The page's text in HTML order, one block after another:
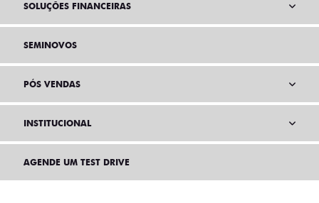
SOLUÇÕES FINANCEIRAS
SEMINOVOS
PÓS VENDAS
INSTITUCIONAL
AGENDE UM TEST DRIVE